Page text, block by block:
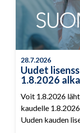
28.7.2026
Uudet
1.8.2026
Voit 1.8.2026
kaudelle
Uuden kauden